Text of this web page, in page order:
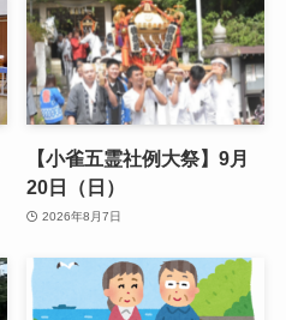
【小雀五霊社例大祭】9月
20日（日）
2026年8月7日